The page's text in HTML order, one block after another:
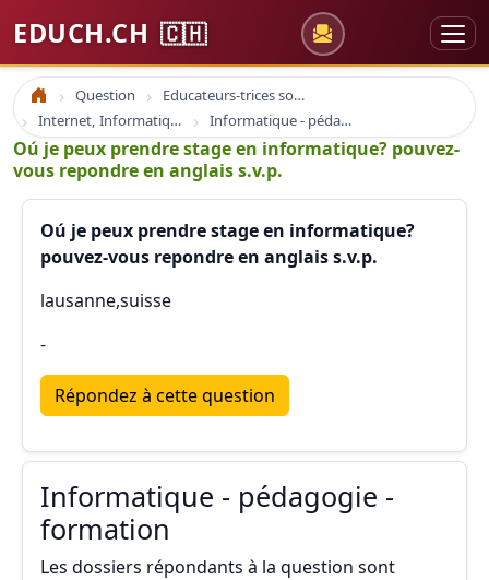
EDUCH.CH 🇨🇭
Accueil Question
Educateurs-trices sociaux
Internet, Informatique et Education
Informatique - pédagogie - formation
Oú je peux prendre stage en informatique? pouvez-
vous repondre en anglais s.v.p.
Oú je peux prendre stage en informatique?
pouvez-vous repondre en anglais s.v.p.
lausanne,suisse
-
Répondez à cette question
Informatique - pédagogie -
formation
Les dossiers répondants à la question sont